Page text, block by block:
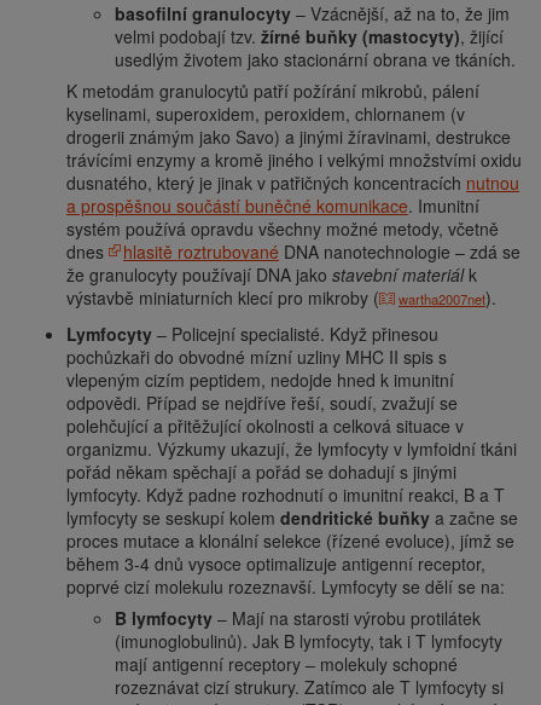
basofilní granulocyty – Vzácnější, až na to, že jim
velmi podobají tzv. žírné buňky (mastocyty), žijící
usedlým životem jako stacionární obrana ve tkáních.
K metodám granulocytů patří požírání mikrobů, pálení
kyselinami, superoxidem, peroxidem, chlornanem (v
drogerii známým jako Savo) a jinými žíravinami, destrukce
trávícími enzymy a kromě jiného i velkými množstvími oxidu
dusnatého, který je jinak v patřičných koncentracích nutnou
a prospěšnou součástí buněčné komunikace. Imunitní
systém používá opravdu všechny možné metody, včetně
dnes
hlasitě roztrubované DNA nanotechnologie – zdá se
že granulocyty používají DNA jako stavební materiálk
výstavbě miniaturních klecí pro mikroby (
wartha2007net).
Lymfocyty – Policejní specialisté. Když přinesou
pochůzkaři do obvodné mízní uzliny MHC II spis s
vlepeným cizím peptidem, nedojde hned k imunitní
odpovědi. Případ se nejdříve řeší, soudí, zvažují se
polehčující a přitěžující okolnosti a celková situace v
organizmu. Výzkumy ukazují, že lymfocyty v lymfoidní tkáni
pořád někam spěchají a pořád se dohadují s jinými
lymfocyty. Když padne rozhodnutí o imunitní reakci, B a T
lymfocyty se seskupí kolem dendritické buňky a začne se
proces mutace a klonální selekce (řízené evoluce), jímž se
během 3-4 dnů vysoce optimalizuje antigenní receptor,
poprvé cizí molekulu rozeznavší. Lymfocyty se dělí se na:
B lymfocyty – Mají na starosti výrobu protilátek
(imunoglobulinů). Jak B lymfocyty, tak i T lymfocyty
mají antigenní receptory – molekuly schopné
rozeznávat cizí strukury. Zatímco ale T lymfocyty si